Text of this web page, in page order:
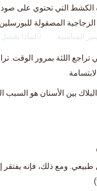
الكشط التي تحتوي على صودا
المصقولة
اللثة بمرور الوقت.
بين الأسنان هو السبب
ومع ذلك، فإنه يفتقر
لماذا المناسبة